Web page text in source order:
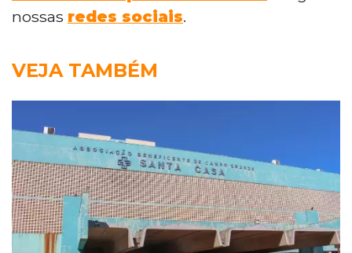
nossas redes sociais.
VEJA TAMBÉM